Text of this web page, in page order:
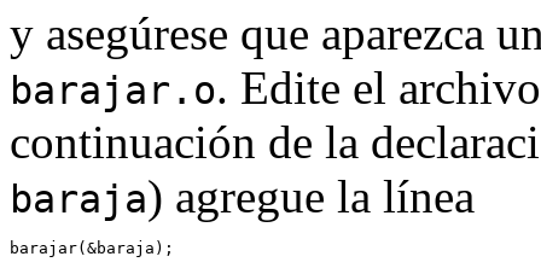
y asegúrese que aparezca
barajar.o. Edite el
continuación de la
baraja) agregue la línea